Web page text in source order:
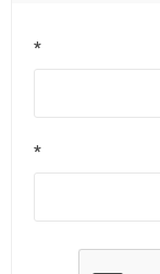
*
*